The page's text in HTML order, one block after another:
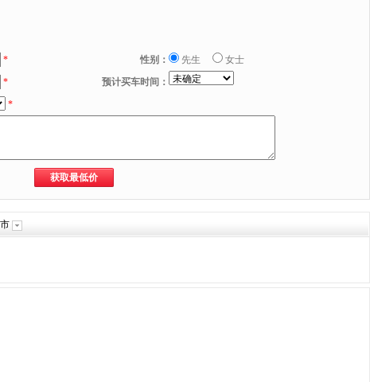
* 性别： 先生
女士
*
预计买车时间：
*